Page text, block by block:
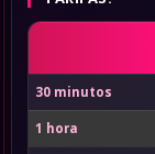
30 minutos
1 hora